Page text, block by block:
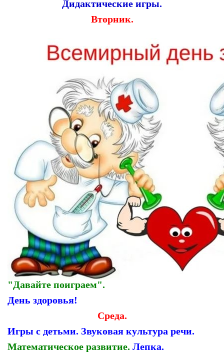
Дидактические игры.
Вторник.
"Давайте поиграем".
День здоровья!
Среда.
Игры с детьми. Звуковая культура речи.
Математическое развитие. Лепка.